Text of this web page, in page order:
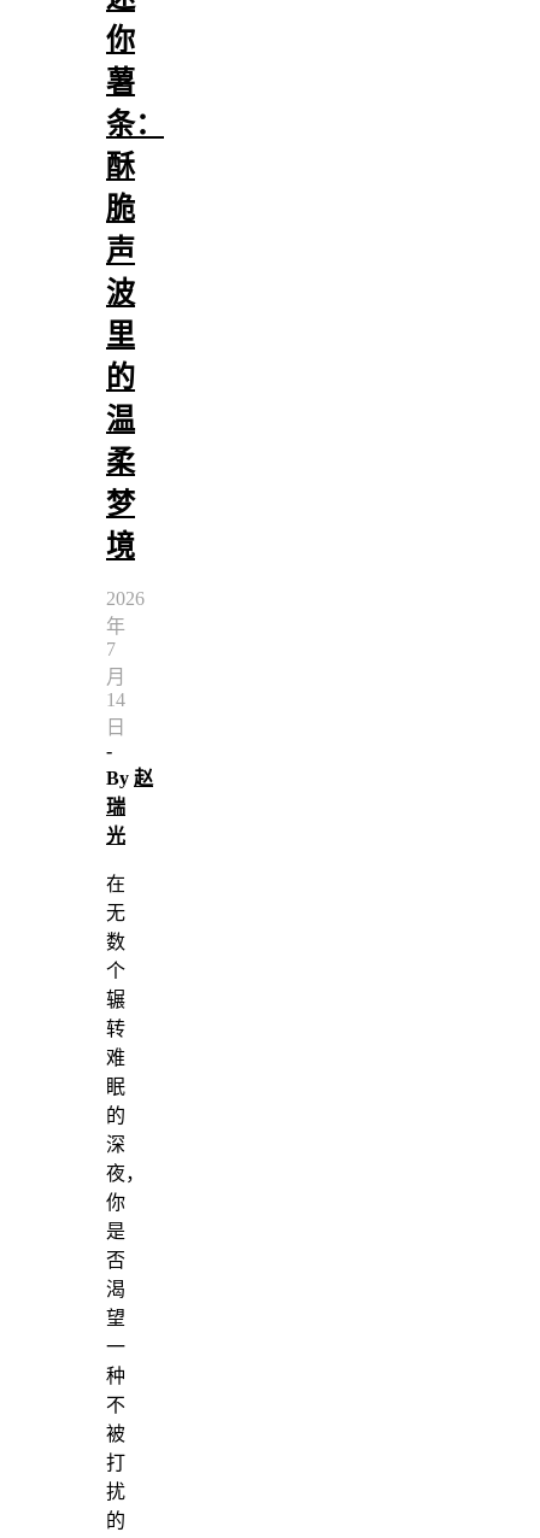
你
薯
条：
酥
脆
声
波
里
的
温
柔
梦
境
2026
年
7
月
14
日
-
By 赵
瑞
光
在
无
数
个
辗
转
难
眠
的
深
夜，
你
是
否
渴
望
一
种
不
被
打
扰
的